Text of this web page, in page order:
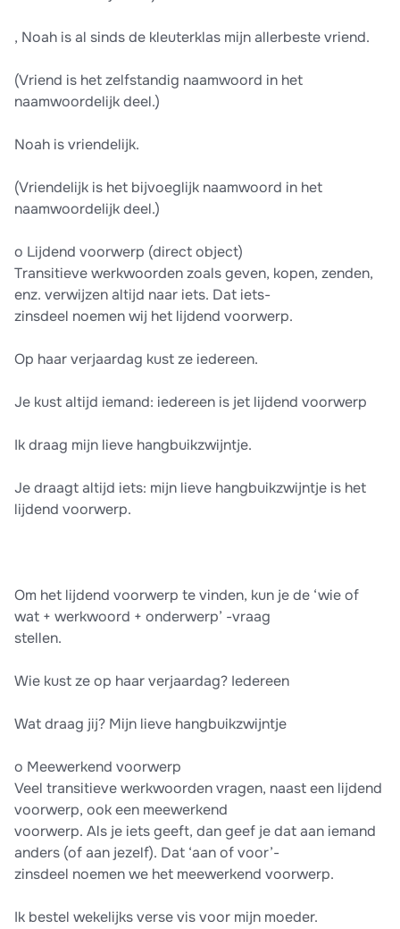
, Noah is al sinds de kleuterklas mijn allerbeste vriend.
(Vriend is het zelfstandig naamwoord in het
naamwoordelijk deel.)
Noah is vriendelijk.
(Vriendelijk is het bijvoeglijk naamwoord in het
naamwoordelijk deel.)
o Lijdend voorwerp (direct object)
Transitieve werkwoorden zoals geven, kopen, zenden,
enz. verwijzen altijd naar iets. Dat iets-
zinsdeel noemen wij het lijdend voorwerp.
Op haar verjaardag kust ze iedereen.
Je kust altijd iemand: iedereen is jet lijdend voorwerp
Ik draag mijn lieve hangbuikzwijntje.
Je draagt altijd iets: mijn lieve hangbuikzwijntje is het
lijdend voorwerp.
Om het lijdend voorwerp te vinden, kun je de ‘wie of
wat + werkwoord + onderwerp’ -vraag
stellen.
Wie kust ze op haar verjaardag? Iedereen
Wat draag jij? Mijn lieve hangbuikzwijntje
o Meewerkend voorwerp
Veel transitieve werkwoorden vragen, naast een lijdend
voorwerp, ook een meewerkend
voorwerp. Als je iets geeft, dan geef je dat aan iemand
anders (of aan jezelf). Dat ‘aan of voor’-
zinsdeel noemen we het meewerkend voorwerp.
Ik bestel wekelijks verse vis voor mijn moeder.